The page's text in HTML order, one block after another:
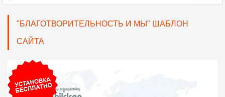
"БЛАГОТВОРИТЕЛЬНОСТЬ И МЫ" ШАБЛОН
САЙТА